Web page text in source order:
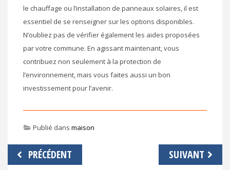
le chauffage ou l’installation de panneaux solaires, il est
essentiel de se renseigner sur les options disponibles.
N’oubliez pas de vérifier également les aides proposées
par votre commune. En agissant maintenant, vous
contribuez non seulement à la protection de
l’environnement, mais vous faites aussi un bon
investissement pour l’avenir.
Publié dans maison
Navigation
de
PRÉCÉDENT SUIVANT